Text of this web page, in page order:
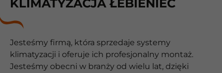
KLIMATYZACJA ŁEBIENIEC
Jesteśmy firmą, która sprzedaje systemy
klimatyzacji i oferuje ich profesjonalny montaż.
Jesteśmy obecni w branży od wielu lat, dzięki